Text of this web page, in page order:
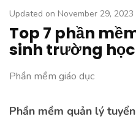
Updated on November 29, 2023
Top 7 phần
sinh trường
Phần mềm giáo dục
Phần mềm quản lý